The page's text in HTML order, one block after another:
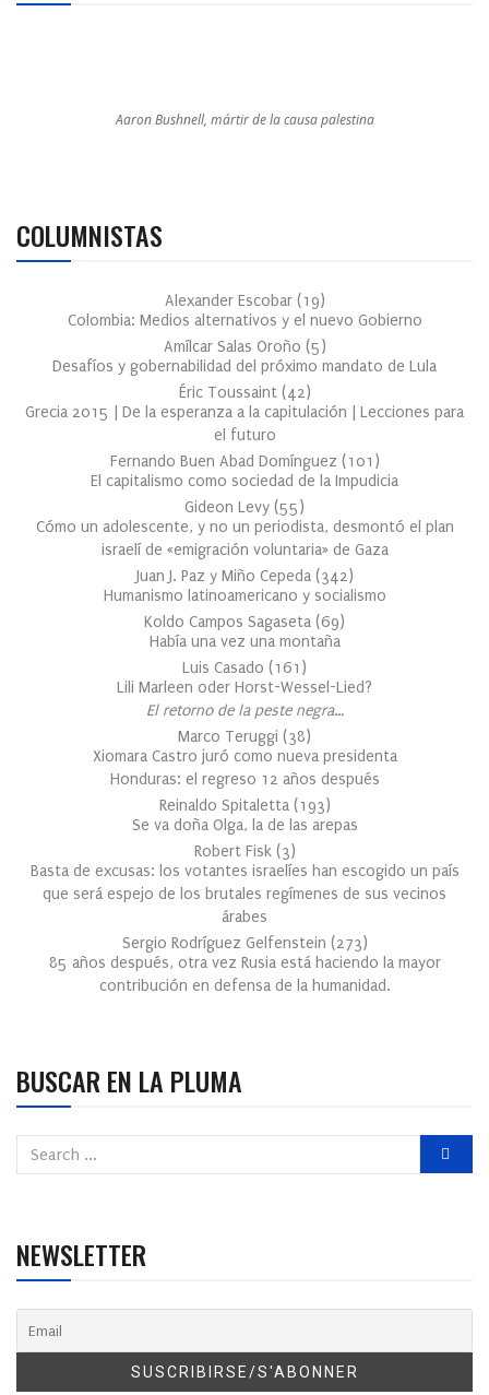
Aaron Bushnell, mártir de la causa palestina
COLUMNISTAS
Alexander Escobar (19)
Colombia: Medios alternativos y el nuevo Gobierno
Amílcar Salas Oroño (5)
Desafíos y gobernabilidad del próximo mandato de Lula
Éric Toussaint (42)
Grecia 2015 | De la esperanza a la capitulación | Lecciones para
el futuro
Fernando Buen Abad Domínguez (101 )
El capitalismo como sociedad de la Impudicia
Gideon Levy (55)
Cómo un adolescente, y no un periodista, desmontó el plan
israelí de «emigración voluntaria» de Gaza
Juan J. Paz y Miño Cepeda (342)
Humanismo latinoamericano y socialismo
Koldo Campos Sagaseta (69)
Había una vez una montaña
Luis Casado (161 )
Lili Marleen oder Horst-Wessel-Lied?
El retorno de la peste negra…
Marco Teruggi (38)
Xiomara Castro juró como nueva presidenta
Honduras: el regreso 12 años después
Reinaldo Spitaletta (193)
Se va doña Olga, la de las arepas
Robert Fisk (3)
Basta de excusas: los votantes israelíes han escogido un país
que será espejo de los brutales regímenes de sus vecinos
árabes
Sergio Rodríguez Gelfenstein (273)
85 años después, otra vez Rusia está haciendo la mayor
contribución en defensa de la humanidad.
BUSCAR EN LA PLUMA
NEWSLETTER